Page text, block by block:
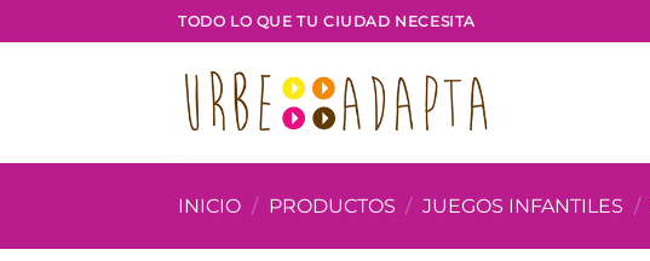
al
TODO LO QUE TU CIUDAD NECESITA
INICIO / PRODUCTOS / JUEGOS INFANTILES /